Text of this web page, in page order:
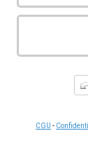
CGU -